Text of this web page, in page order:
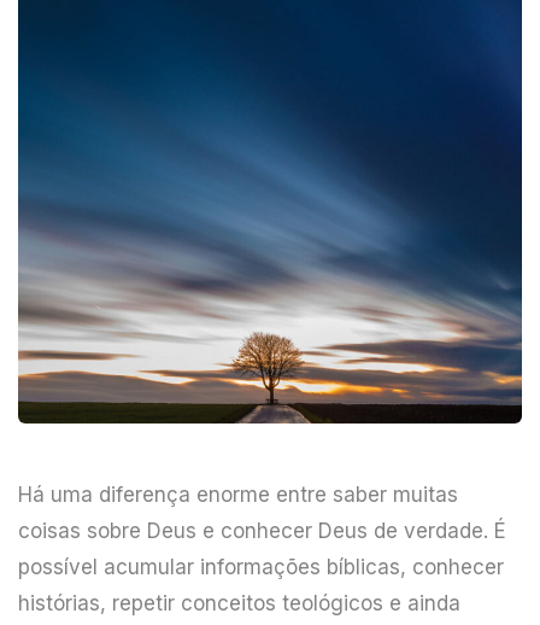
Há uma diferença enorme entre saber muitas
coisas sobre Deus e conhecer Deus de verdade. É
possível acumular informações bíblicas, conhecer
histórias, repetir conceitos teológicos e ainda